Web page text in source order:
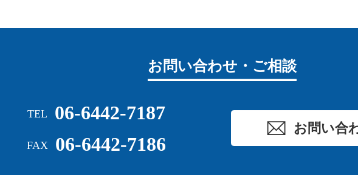
お問い合わせ・ご相談
TEL 06-6442-7187
FAX 06-6442-7186
お問い合